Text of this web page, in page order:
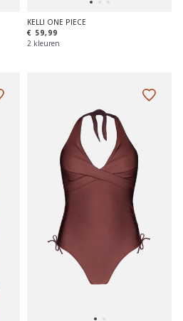
KELLI ONE PIECE
€ 59,99
2 kleuren